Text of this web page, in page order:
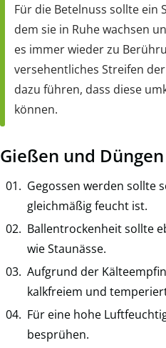
Für die Betelnuss sollte ein
dem sie in Ruhe wachsen
es immer wieder zu
versehentliches Streifen
dazu führen, dass diese
können.
Gießen und Düngen
Gegossen werden sollte
gleichmäßig feucht ist.
Ballentrockenheit sollte
wie Staunässe.
Aufgrund der
kalkfreiem und
Für eine hohe
besprühen.